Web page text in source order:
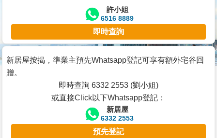
宅
谷
按
許小姐
6516 8889
即時查詢
新居屋按揭，準業主預先Whatsapp登記可享有額外宅谷回
贈。
即時查詢 6332 2553 (劉小姐)
或直接Click以下Whatsapp登記：
新居屋
6332 2553
預先登記